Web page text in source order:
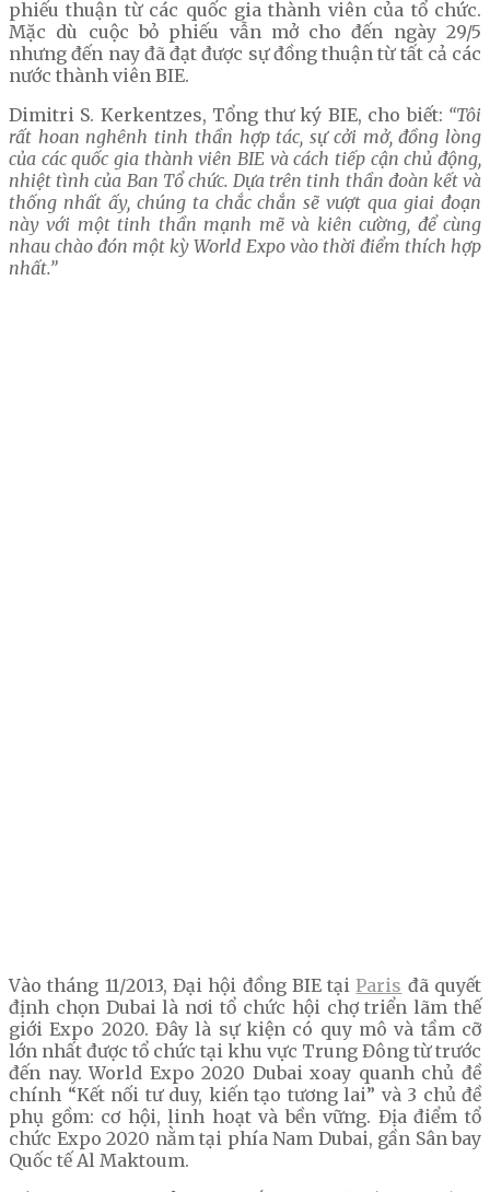
phiếu thuận từ các quốc gia thành viên của tổ chức.
Mặc dù cuộc bỏ phiếu vẫn mở cho đến ngày 29/5
nhưng đến nay đã đạt được sự đồng thuận từ tất cả các
nước thành viên BIE.
Dimitri S. Kerkentzes, Tổng thư ký BIE, cho biết: “Tôi
rất hoan nghênh tinh thần hợp tác, sự cởi mở, đồng lòng
của các quốc gia thành viên BIE vàcách tiếp cận chủ động,
nhiệt tình của Ban Tổ chức. Dựa trên tinh thần đoàn kết và
thống nhất ấy, chúng ta chắc chắn sẽ vượt qua giai đoạn
này với một tinh thần mạnh mẽ và kiên cường, để cùng
nhau chào đón một kỳ World Expo vào thời điểm thích hợp
nhất.”
Vào tháng 11/2013, Đại hội đồng BIE tạiParis đã quyết
định chọn Dubai là nơi tổ chức hội chợ triển lãm thế
giới Expo 2020. Đây là sự kiện có quy mô và tầm cỡ
lớn nhất được tổ chức tại khu vực Trung Đông từ trước
đến nay. World Expo 2020 Dubai xoay quanh chủ đề
chính “Kết nối tư duy, kiến tạo tương lai” và 3 chủ đề
phụ gồm: cơ hội, linh hoạt và bền vững. Địa điểm tổ
chức Expo 2020 nằm tại phía Nam Dubai, gần Sân bay
Quốc tế Al Maktoum.